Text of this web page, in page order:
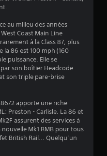
4
.
é
t
au milieu des années
Coast Main Line
à la Class 87, plus
la 86 est 100 mph (160
puissance. Elle se
son boîtier Headcode
son triple pare-brise
86/2 apporte une riche
Preston - Carlisle. La 86 et
assurent des services à
Mk1 RMB pour tous
British Rail... Quelqu’un